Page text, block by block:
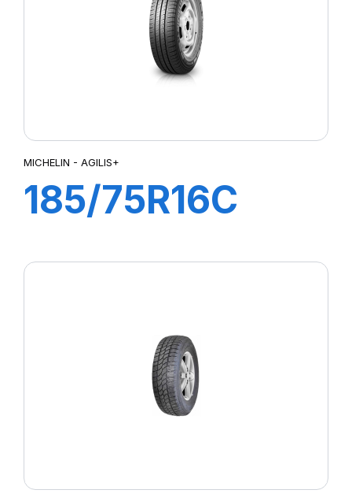
MICHELIN - AGILIS+
185/75R16C